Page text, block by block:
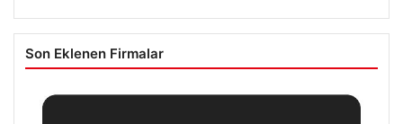
Son Eklenen Firmalar